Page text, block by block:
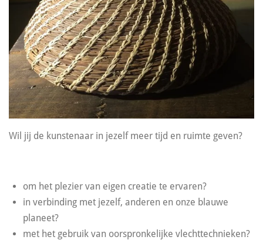
Wil jij de kunstenaar in jezelf meer tijd en ruimte geven?
om het plezier van eigen creatie te ervaren?
in verbinding met jezelf, anderen en onze blauwe
planeet?
met het gebruik van oorspronkelijke vlechttechnieken?